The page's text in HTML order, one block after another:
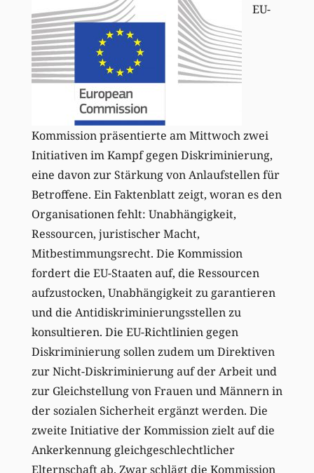
EU-
Kommission präsentierte am Mittwoch zwei
Initiativen im Kampf gegen Diskriminierung,
eine davon zur Stärkung von Anlaufstellen für
Betroffene. Ein Faktenblatt zeigt, woran es den
Organisationen fehlt: Unabhängigkeit,
Ressourcen, juristischer Macht,
Mitbestimmungsrecht. Die Kommission
fordert die EU-Staaten auf, die Ressourcen
aufzustocken, Unabhängigkeit zu garantieren
und die Antidiskriminierungsstellen zu
konsultieren. Die EU-Richtlinien gegen
Diskriminierung sollen zudem um Direktiven
zur Nicht-Diskriminierung auf der Arbeit und
zur Gleichstellung von Frauen und Männern in
der sozialen Sicherheit ergänzt werden. Die
zweite Initiative der Kommission zielt auf die
Ankerkennung gleichgeschlechtlicher
Elternschaft ab. Zwar schlägt die Kommission